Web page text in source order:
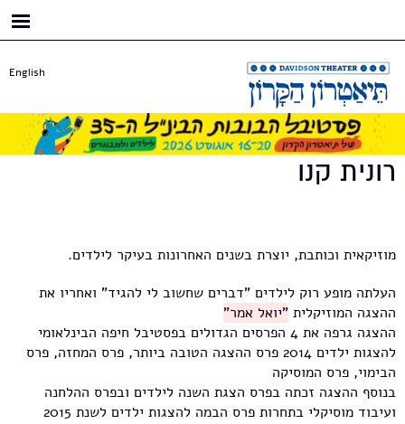
English
רונית קנו
מוזיקאית וכותבת, יוצרת בשנים האחרונות בעיקר לילדים.
העלתה מופע רוק לילדים "דברים שחשוב לי להגיד" ואחריו את
ההצגה המוזיקלית "יואל אמר"
ההצגה גרפה את 4 הפרסים הגדולים בפסטיבל חיפה הבינלאומי
להצגות ילדים 2014 פרס ההצגה הטובה ביותר, פרס המחזה, פרס
הבימוי, פרס המוסיקה
בנוסף ההצגה זכתה בפרס הצגת השנה לילדים ובפרס ההלחנה
ועיבוד מוסיקלי בתחרות פרס הבמה להצגות ילדים לשנת 2015